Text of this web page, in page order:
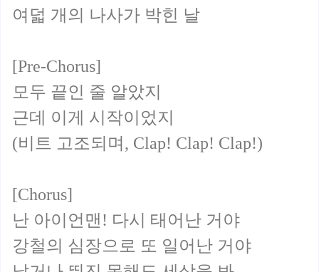
여덟 개의 나사가 박힌 날
[Pre-Chorus]
모두 끝인 줄 알았지
근데 이게 시작이었지
(비트 고조되며, Clap! Clap! Clap!)
[Chorus]
난 아이언맨! 다시 태어난 거야
강철의 심장으로 또 일어난 거야